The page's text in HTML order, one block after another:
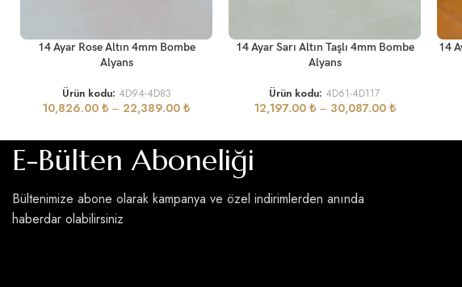
SEÇENEKLER
14 Ayar Rose Altın 4mm Bombe
Alyans
Ürün kodu: 4D94-4D83
10,826.00 ₺ – 22,389.00 ₺
SEÇENEKLER
14 Ayar Sarı Altın Taşlı 4mm Bombe
Alyans
Ürün kodu: 4D61-4D117
12,197.00 ₺ – 30,087.00 ₺
14
E-Bülten Aboneliği
Bültenimize abone olarak kampanya ve özel indirimlerden anında
haberdar olabilirsiniz